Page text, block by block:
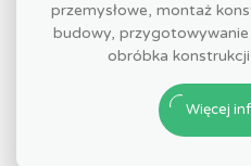
przemysłowe, montaż
budowy,
obróbka
Więcej